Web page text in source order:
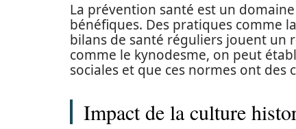
La prévention santé est un
bénéfiques. Des pratiques comme
bilans de santé réguliers jouent un
comme le kynodesme, on peut
sociales et que ces normes ont des
Impact de la culture